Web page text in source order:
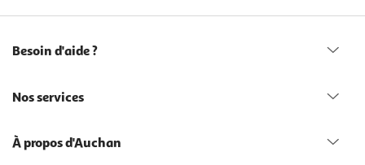
Besoin d'aide ?
Nos services
À propos d'Auchan